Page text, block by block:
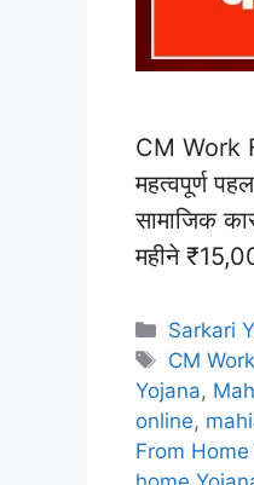
CM Work
महत्वपूर्ण
सामाजिक
महीने
Sarkari
Tags
CM
Yojana,
online,
From Home